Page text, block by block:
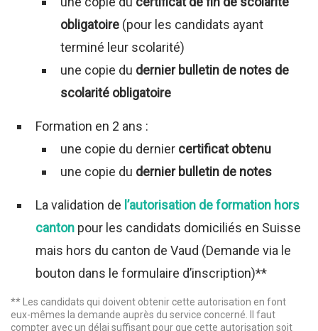
obligatoire (pour les candidats ayant
terminé leur scolarité)
une copie du dernier bulletin de notes de
scolarité obligatoire
Formation en 2 ans :
une copie du dernier certificat obtenu
une copie du dernier bulletin de notes
La validation de l’autorisation de formation hors
canton pour les candidats domiciliés en Suisse
mais hors du canton de Vaud (Demande via le
bouton dans le formulaire d’inscription)**
** Les candidats qui doivent obtenir cette autorisation en font
eux-mêmes la demande auprès du service concerné. Il faut
compter avec un délai suffisant pour que cette autorisation soit